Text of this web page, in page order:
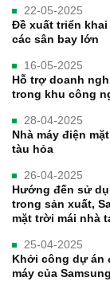
22-05-2025
Đề xuất triển
các sân bay lớn
16-05-2025
Hỗ trợ doanh
trong khu công
28-04-2025
Nhà máy điện
tàu hỏa
26-04-2025
Hướng đến sử
trong sản xuất,
mặt trời mái nhà
25-04-2025
Khởi công dự án
máy của